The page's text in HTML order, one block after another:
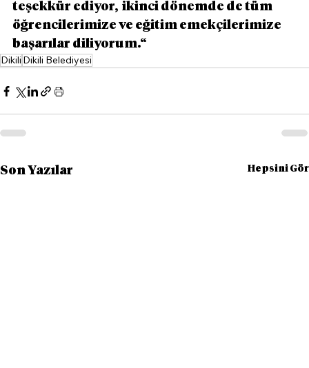
teşekkür ediyor,  ikinci dönemde de tüm
öğrencilerimize ve eğitim emekçilerimize
başarılar diliyorum.“
Dikili Dikili Belediyesi
Son Yazılar Hepsini Gör